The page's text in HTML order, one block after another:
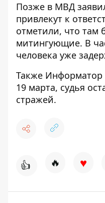
Позже в МВД
привлекут к
отметили, что
митингующие. В
человека уже
Также Информатор
19 марта, судья
стражей.
👍 🔥 ♥